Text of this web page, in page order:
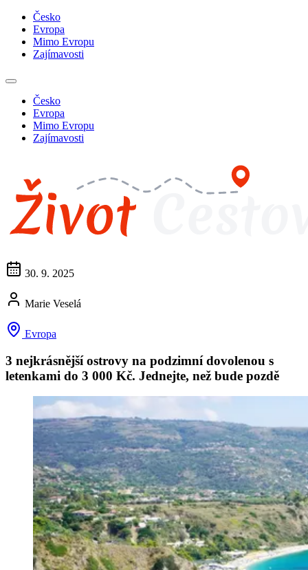
Česko
Evropa
Mimo Evropu
Zajímavosti
Česko
Evropa
Mimo Evropu
Zajímavosti
30. 9. 2025
Marie Veselá
Evropa
3 nejkrásnější ostrovy na podzimní dovolenou s
letenkami do 3 000 Kč. Jednejte, než bude pozdě